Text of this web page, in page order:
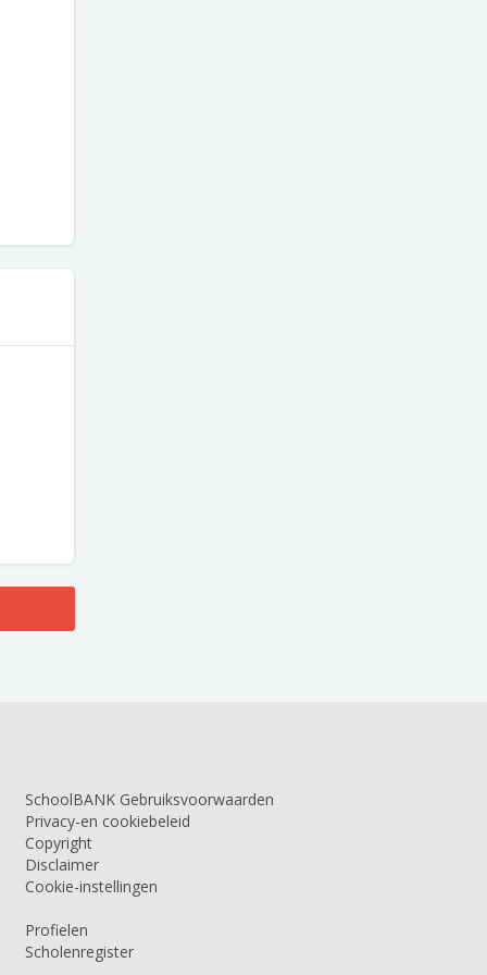
SchoolBANK Gebruiksvoorwaarden
Privacy-en cookiebeleid
Copyright
Disclaimer
Cookie-instellingen
Profielen
Scholenregister